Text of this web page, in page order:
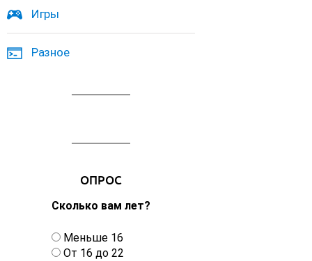
Игры
Разное
ОПРОС
Сколько вам лет?
В
а
Меньше 16
От 16 до 22